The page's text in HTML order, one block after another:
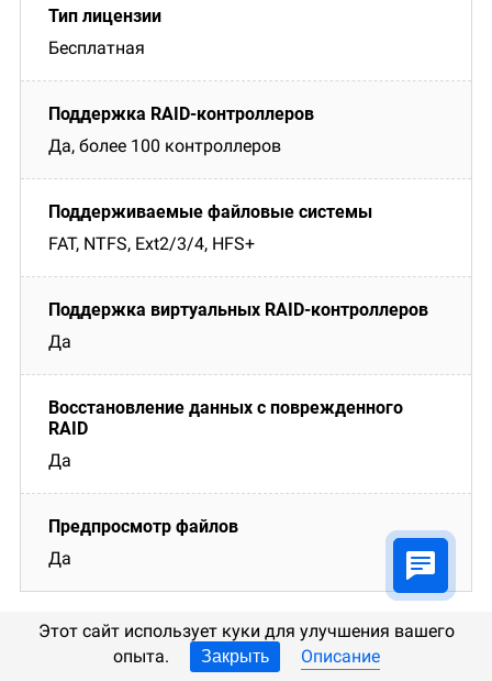
Бесплатная
Да, более 100 контроллеров
FAT, NTFS, Ext2/3/4, HFS+
Да
Да
Да
Этот сайт использует куки для улучшения вашего
опыта.
Закрыть Описание